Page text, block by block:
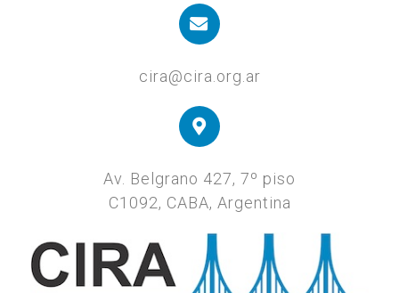
cira@cira.org.ar
Av. Belgrano 427, 7º piso
C1092, CABA, Argentina